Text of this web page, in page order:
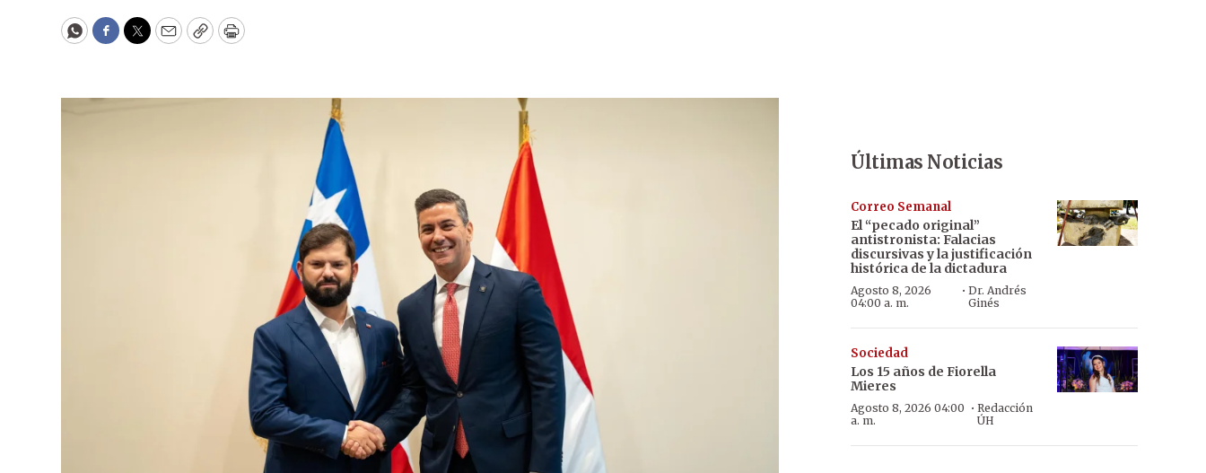
WhatsApp
Facebook
Twitter
EmailCopyPrint
Últimas Noticias
Correo Semanal
El “pecado original”
antistronista: Falacias
discursivas y la justificación
histórica de la dictadura
Agosto 8, 2026
04:00 a. m.
·Dr. Andrés
Ginés
Sociedad
Los 15 años de Fiorella
Mieres
Agosto 8, 2026 04:00
a. m.
· Redacción
ÚH